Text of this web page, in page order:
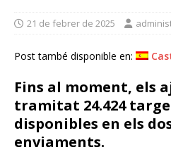
21 de febrer de 2025
Post també disponible en:
Fins al moment, els
tramitat 24.424
disponibles en els
enviaments.